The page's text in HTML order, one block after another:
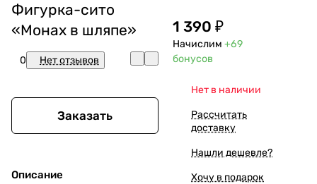
Фигурка-сито
«Монах в шляпе»
0 Нет отзывов
Заказать
Описание
1 390 ₽
Начислим +69
бонусов
Нет в наличии
Рассчитать
доставку
Нашли дешевле?
Хочу в подарок